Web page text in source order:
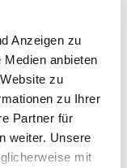
Anzeigen zu
anbieten
zu
zu Ihrer
Partner für
weiter. Unsere
mit